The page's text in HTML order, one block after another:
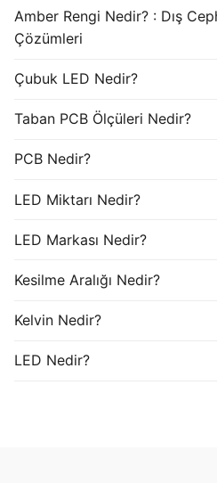
Amber Rengi Nedir? : Dış
Çözümleri
Çubuk LED Nedir?
Taban PCB Ölçüleri Nedir?
PCB Nedir?
LED Miktarı Nedir?
LED Markası Nedir?
Kesilme Aralığı Nedir?
Kelvin Nedir?
LED Nedir?